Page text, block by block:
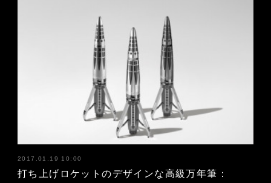
2017.01.19 10:00
打ち上げロケットのデザインな高級万年筆：